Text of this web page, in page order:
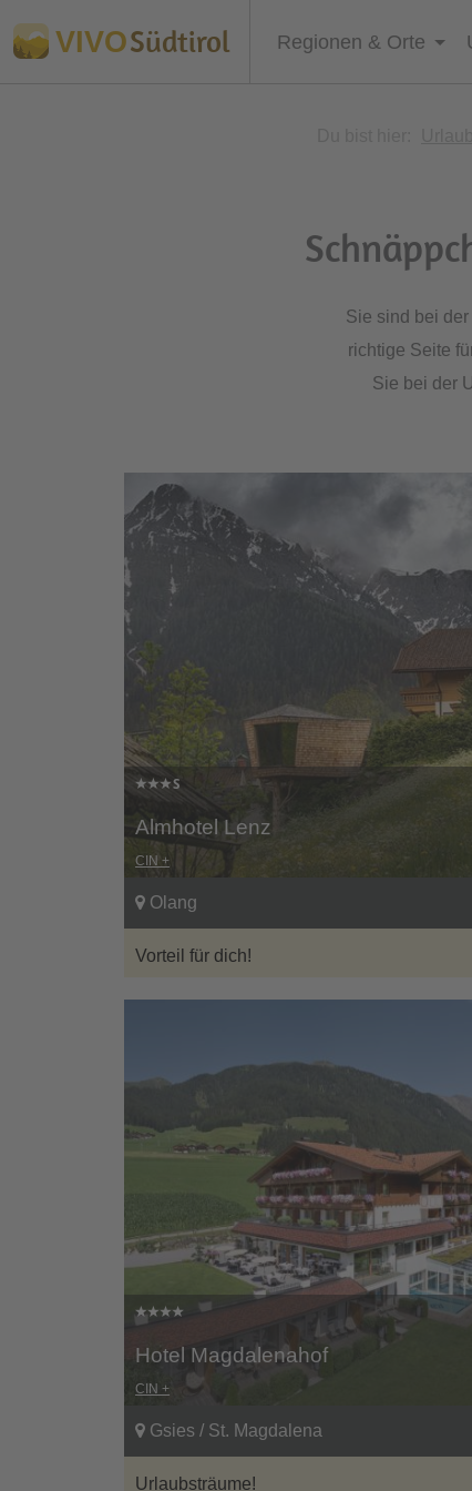
VIVOSüdtirol Regionen & Orte
Sie sind bei
richtige Seite
Sie bei der
Almhotel Lenz
CIN +
Olang
Vorteil für dich!
Hotel Magdalenahof
CIN +
Gsies / St. Magdalena
Urlaubsträume!